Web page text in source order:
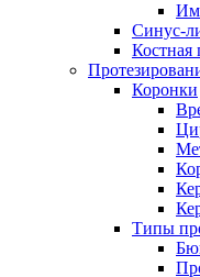
Синус-
Костная
Коронки
Типы